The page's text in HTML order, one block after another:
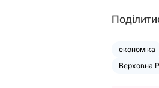
економіка
Верховна